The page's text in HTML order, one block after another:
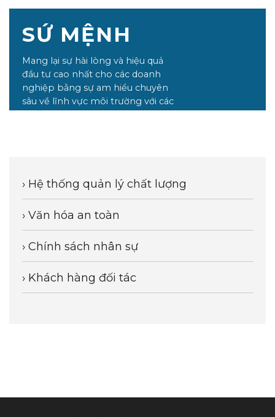
SỨ MỆNH
Mang lại sự hài lòng và hiệu quả
đầu tư cao nhất cho các doanh
nghiệp bằng sự am hiểu chuyên
sâu về lĩnh vực môi trường với các
trường sinh thái đi cùng với sự
phát triển bền vững của doanh
› Hệ thống quản lý chất lượng
› Văn hóa an toàn
› Chính sách nhân sự
› Khách hàng đối tác